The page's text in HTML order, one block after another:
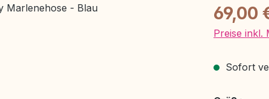
Regulärer
69,00
Preise inkl.
Sofort